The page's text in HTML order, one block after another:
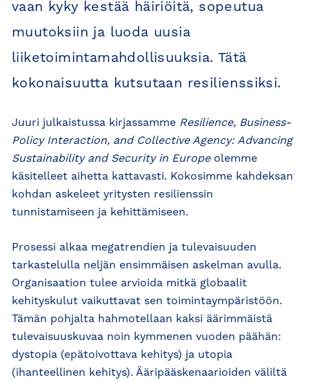
vaan kyky kestää häiriöitä, sopeutua
muutoksiin ja luoda uusia
liiketoimintamahdollisuuksia. Tätä
kokonaisuutta kutsutaan resilienssiksi.
Juuri julkaistussa kirjassamme Resilience, Business-
Policy Interaction, and Collective Agency: Advancing
Sustainability and Security in Europeolemme
käsitelleet aihetta kattavasti. Kokosimme kahdeksan
kohdan askeleet yritysten resilienssin
tunnistamiseen ja kehittämiseen.
Prosessi alkaa megatrendien ja tulevaisuuden
tarkastelulla neljän ensimmäisen askelman avulla.
Organisaation tulee arvioida mitkä globaalit
kehityskulut vaikuttavat sen toimintaympäristöön.
Tämän pohjalta hahmotellaan kaksi äärimmäistä
tulevaisuuskuvaa noin kymmenen vuoden päähän:
dystopia (epätoivottava kehitys) ja utopia
(ihanteellinen kehitys). Ääripääskenaarioiden väliltä